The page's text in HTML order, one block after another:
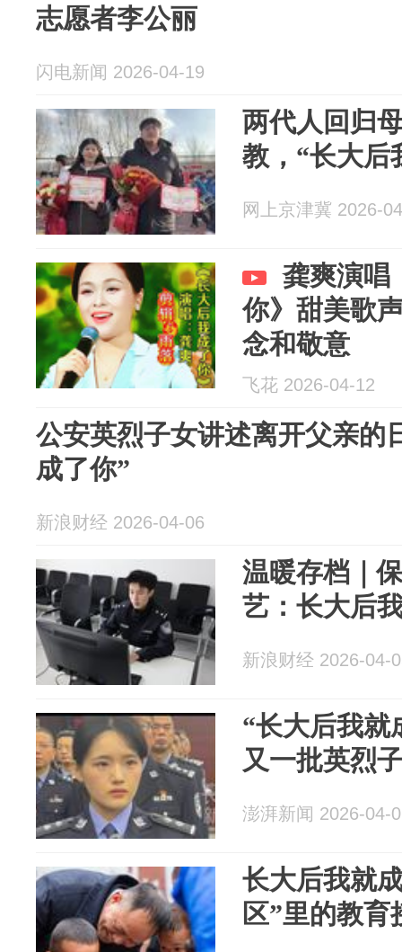
志愿者李公丽
闪电新闻 2026-04-19
两代人回归
教，“长大后
网上京津冀 2026-
龚爽演唱
你》甜美歌
念和敬意
飞花 2026-04-12
公安英烈子女讲述离开父亲的
成了你”
新浪财经 2026-04-06
温暖存档｜
艺：长大后
新浪财经 2026-04-
“长大后我就
又一批英烈
澎湃新闻 2026-04-
长大后我就
区”里的教育